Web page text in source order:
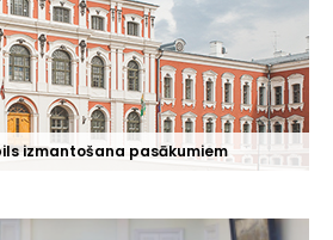
izmantošana pasākumiem